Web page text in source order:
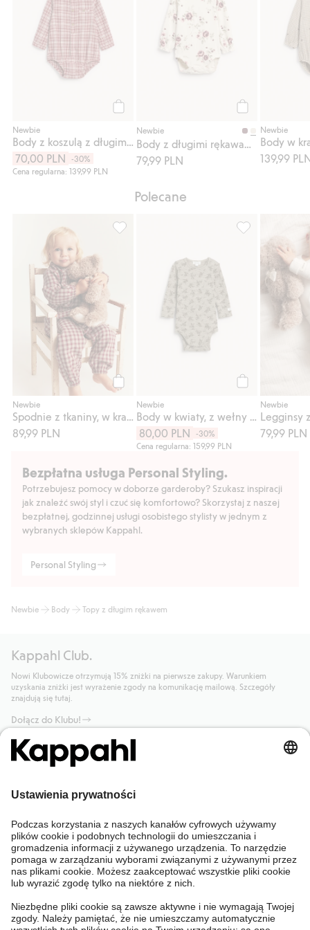
Newbie
70,00 PLN
-30%
Cena regularna: 139,99 PLN
Newbie
79,99 PLN
Newbie
Body w
139,99
Polecane
Kup
Newbie
89,99 PLN
Spodnie z tkaniny, w kratę, Dodaj do listy
Newbie
80,00 PLN
-30%
Cena regularna: 159,99 PLN
Body w
Newbie
Legginsy
79,99 PLN
Bezpłatna usługa Personal Styling.
Potrzebujesz pomocy w doborze garderoby? Szukasz inspiracji
jak znaleźć swój styl i czuć się komfortowo? Skorzystaj z naszej
bezpłatnej, godzinnej usługi osobistego stylisty w jednym z
wybranych sklepów Kappahl.
Personal Styling
Newbie Body Topy z długim rękawem
Kappahl Club.
Nowi Klubowicze otrzymują 15% zniżki na pierwsze zakupy. Warunkiem
uzyskania zniżki jest wyrażenie zgody na komunikację mailową. Szczegóły
znajdują się tutaj.
Dołącz do Klubu!
Potrzebujesz pomocy?
Sklep internetowy
Częste pytania
Kappahl Club
Mój profil
O nas